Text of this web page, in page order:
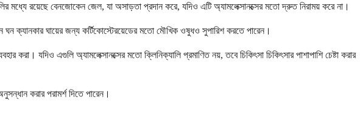
মধ্যে রয়েছে বেনজোকেন জেল, যা অসাড়তা প্রদান করে, যদিও এটি অ্যামলেক্সানক্সের মতো দ্রুত নিরাময় করে না।
ক্যানকার ঘায়ের জন্য কর্টিকোস্টেরয়েডের মতো মৌখিক ওষুধও সুপারিশ করতে পারেন।
যদিও এগুলি অ্যামলেক্সানক্সের মতো ক্লিনিক্যালি প্রমাণিত নয়, তবে চিকিৎসা চিকিৎসার পাশাপাশি চেষ্টা করার
করার পরামর্শ দিতে পারেন।